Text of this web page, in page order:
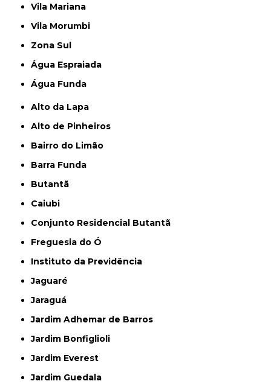
Vila Mariana
Vila Morumbi
Zona Sul
Água Espraiada
Água Funda
Alto da Lapa
Alto de Pinheiros
Bairro do Limão
Barra Funda
Butantã
Caiubi
Conjunto Residencial Butantã
Freguesia do Ó
Instituto da Previdência
Jaguaré
Jaraguá
Jardim Adhemar de Barros
Jardim Bonfiglioli
Jardim Everest
Jardim Guedala